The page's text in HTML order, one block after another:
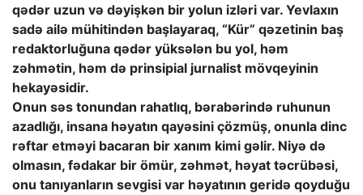
qədər uzun və dəyişkən bir yolun izləri var. Yevlaxın
sadə ailə mühitindən başlayaraq, “Kür” qəzetinin baş
redaktorluğuna qədər yüksələn bu yol, həm
zəhmətin, həm də prinsipial jurnalist mövqeyinin
hekayəsidir.
Onun səs tonundan rahatlıq, bərabərində ruhunun
azadlığı, insana həyatın qayəsini çözmüş, onunla dinc
rəftar etməyi bacaran bir xanım kimi gəlir. Niyə də
olmasın, fədakar bir ömür, zəhmət, həyat təcrübəsi,
onu tanıyanların sevgisi var həyatının geridə qoyduğu